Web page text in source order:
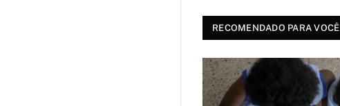
RECOMENDADO PARA VOCÊ